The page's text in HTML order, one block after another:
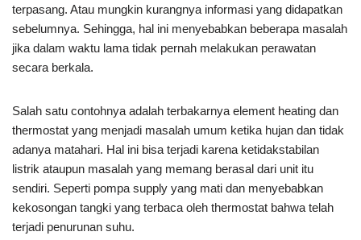
terpasang. Atau mungkin kurangnya informasi yang didapatkan
sebelumnya. Sehingga, hal ini menyebabkan beberapa masalah
jika dalam waktu lama tidak pernah melakukan perawatan
secara berkala.
Salah satu contohnya adalah terbakarnya element heating dan
thermostat yang menjadi masalah umum ketika hujan dan tidak
adanya matahari. Hal ini bisa terjadi karena ketidakstabilan
listrik ataupun masalah yang memang berasal dari unit itu
sendiri. Seperti pompa supply yang mati dan menyebabkan
kekosongan tangki yang terbaca oleh thermostat bahwa telah
terjadi penurunan suhu.